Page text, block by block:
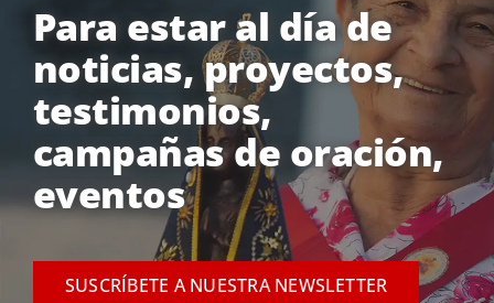
Para estar al día de
noticias, proyectos,
testimonios,
campañas de oración,
eventos
SUSCRÍBETE A NUESTRA NEWSLETTER